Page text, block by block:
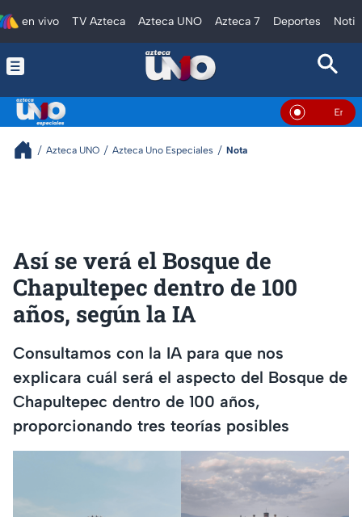
en vivo TV Azteca Azteca UNO Azteca 7 Deportes
En Vivo
Azteca UNO Azteca Uno Especiales Nota
Así se verá el Bosque de
Chapultepec dentro de 100
años, según la IA
Consultamos con la IA para que nos
explicara cuál será el aspecto del Bosque de
Chapultepec dentro de 100 años,
proporcionando tres teorías posibles